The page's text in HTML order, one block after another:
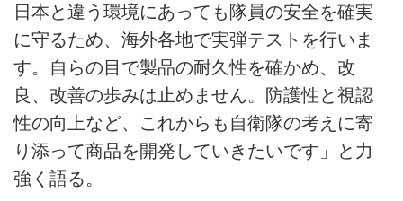
日本と違う環境にあっても隊員の安全を確実
に守るため、海外各地で実弾テストを行いま
す。自らの目で製品の耐久性を確かめ、改
良、改善の歩みは止めません。防護性と視認
性の向上など、これからも自衛隊の考えに寄
り添って商品を開発していきたいです」と力
強く語る。